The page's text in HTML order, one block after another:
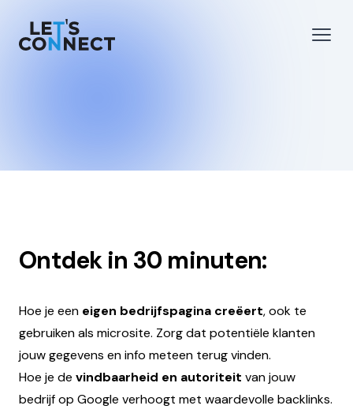
Let's Connect
Ontdek in 30 minuten:
Hoe je een eigen bedrijfspagina creëert, ook te
gebruiken als microsite. Zorg dat potentiële klanten
jouw gegevens en info meteen terug vinden.
Hoe je de vindbaarheid en autoriteit van jouw
bedrijf op Google verhoogt met waardevolle backlinks.